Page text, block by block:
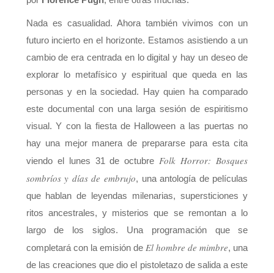
Nada es casualidad. Ahora también vivimos con un
futuro incierto en el horizonte. Estamos asistiendo a un
cambio de era centrada en lo digital y hay un deseo de
explorar lo metafísico y espiritual que queda en las
personas y en la sociedad. Hay quien ha comparado
este documental con una larga sesión de espiritismo
visual. Y con la fiesta de Halloween a las puertas no
hay una mejor manera de prepararse para esta cita
viendo el lunes 31 de octubre Folk Horror: Bosques
sombríos y días de embrujo, una antología de películas
que hablan de leyendas milenarias, supersticiones y
ritos ancestrales, y misterios que se remontan a lo
largo de los siglos. Una programación que se
completará con la emisión de El hombre de mimbre, una
de las creaciones que dio el pistoletazo de salida a este